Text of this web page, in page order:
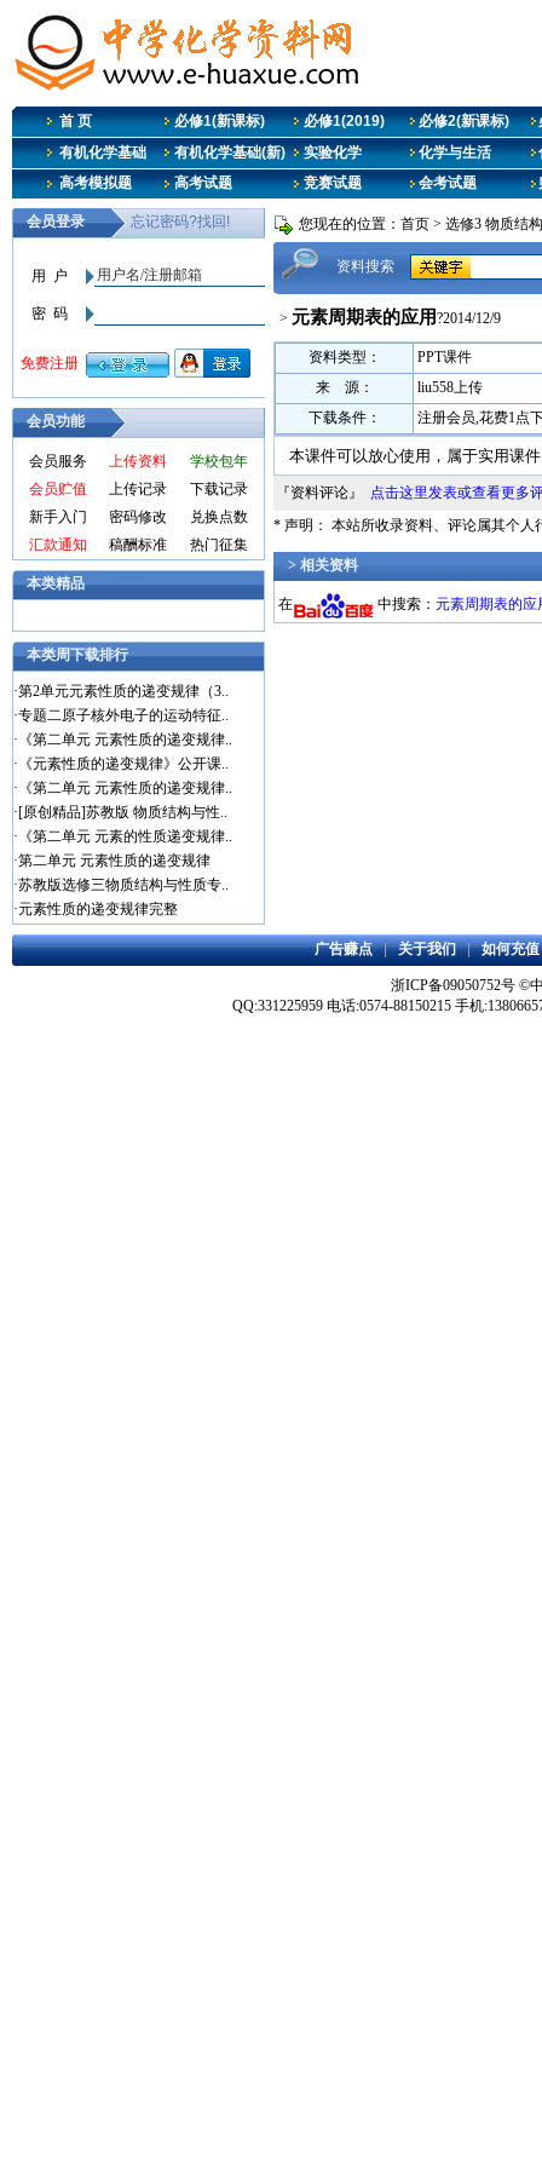
首 页 必修1(新课标) 必修1(2019) 必修2(新课标)
有机化学基础
有机化学基础(新) 实验化学 化学与生活
高考模拟题
高考试题 竞赛试题 会考试题
会员功能
会员服务 上传资料
学校包年
会员贮值
上传记录
下载记录
新手入门
密码修改
兑换点数
汇款通知
稿酬标准 热门征集
本类精品
本类周下载排行
·第2单元元素性质的递变规律（3..
·专题二原子核外电子的运动特征..
· 《第二单元 元素性质的递变规律..
· 《元素性质的递变规律》公开课..
· 《第二单元 元素性质的递变规律..
·[原创精品]苏教版 物质结构与性..
· 《第二单元 元素的性质递变规律..
·第二单元 元素性质的递变规律
·苏教版选修三物质结构与性质专..
·元素性质的递变规律完整
您现在的位置： 首页 > 选修3 物质结
资料搜索
> 元素周期表的应用?2014/12/9
资料类型：
PPT课件
来 源：
liu558上传
下载条件：
注册会员,花费1点
本课件可以放心使用，属于实用课
『资料评论』 点击这里发表或查看更多
* 声明： 本站所收录资料、评论属其个人
> 相关资料
在 中搜索： 元素周期表的应
广告赚点|关于我们|如何充值
浙ICP备09050752号 ©
QQ:331225959 电话:0574-88150215 手机